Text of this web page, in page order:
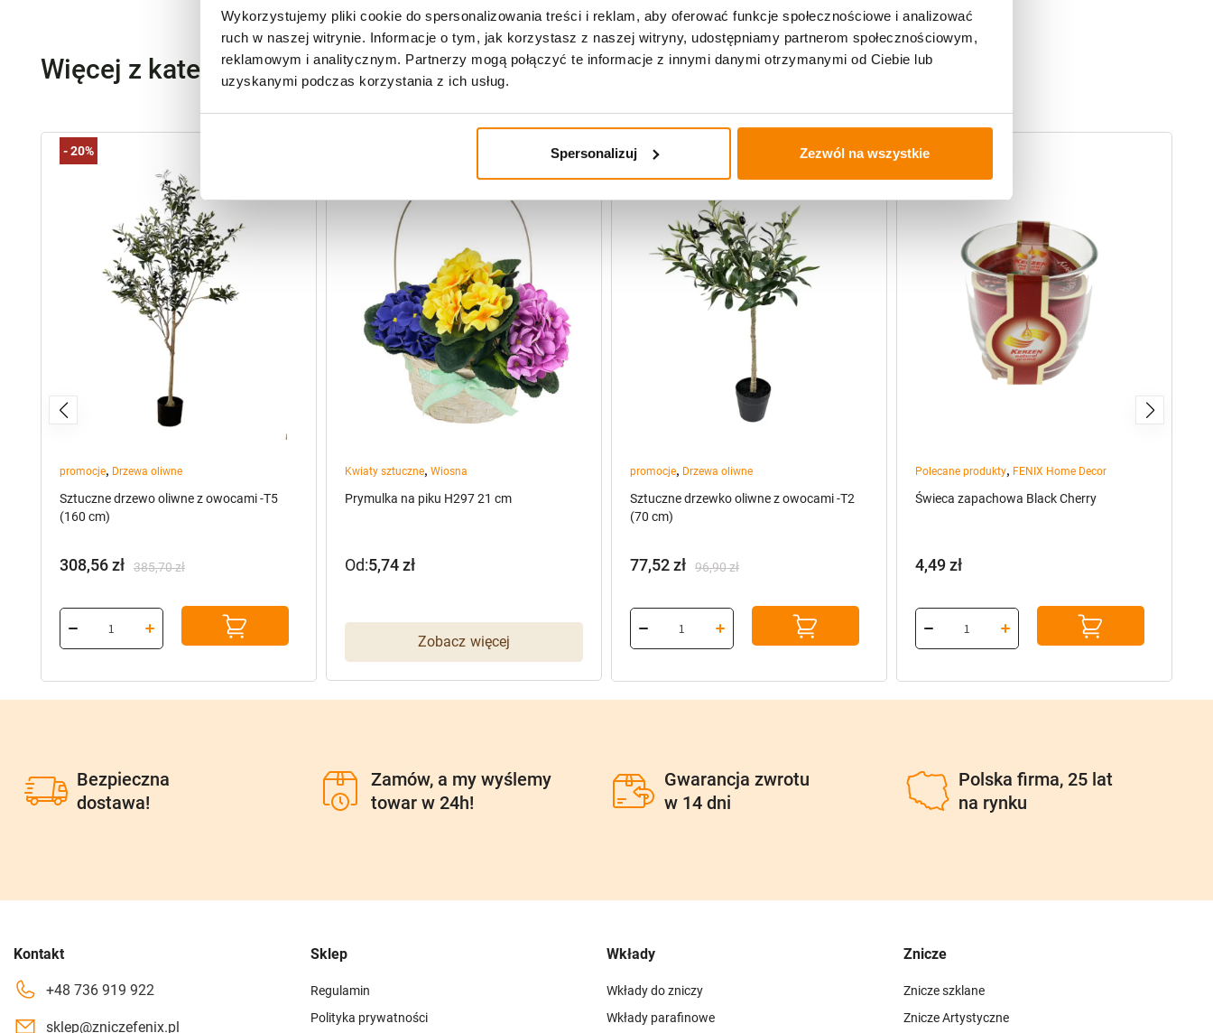
Wykorzystujemy pliki cookie do spersonalizowania treści i reklam, aby oferować funkcje społecznościowe i analizować
ruch w naszej witrynie. Informacje o tym, jak korzystasz z naszej witryny, udostępniamy partnerom społecznościowym,
reklamowym i analitycznym. Partnerzy mogą połączyć te informacje z innymi danymi otrzymanymi od Ciebie lub
uzyskanymi podczas korzystania z ich usług.
Spersonalizuj Zezwól na wszystkie
Więcej z kategorii FENIX Home Decor
promocje, Drzewa oliwne
Sztuczne drzewo oliwne z owocami -T5
(160 cm)
-20%
385,70zł
cena
wynosiła:
385,70 zł.
308,56zł
cena
wynosi:
308,56 zł.
Kwiaty sztuczne, Wiosna
Prymulka na piku H297 21 cm
Zobacz więcej
Od:5,74zł
promocje, Drzewa oliwne
Sztuczne drzewko oliwne z owocami -T2
(70 cm)
- 20%
96,90zł
cena
wynosiła:
96,90 zł.
77,52zł
cena
wynosi:
77,52 zł.
Polecane produkty, FENIX Home Decor
Świeca zapachowa Black Cherry
4,49zł
Bezpieczna
dostawa!
Zamów, a my wyślemy
towar w 24h!
Gwarancja zwrotu
w 14 dni
Polska firma, 25 lat
na rynku
Kontakt
+48 736 919 922
sklep@zniczefenix.pl
Sklep
Regulamin
Polityka prywatności
Wkłady
Wkłady do zniczy
Wkłady parafinowe
Znicze
Znicze szklane
Znicze Artystyczne